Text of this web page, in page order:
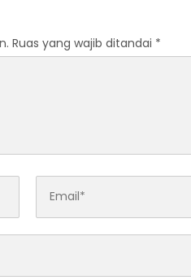
Ruas yang wajib ditandai *